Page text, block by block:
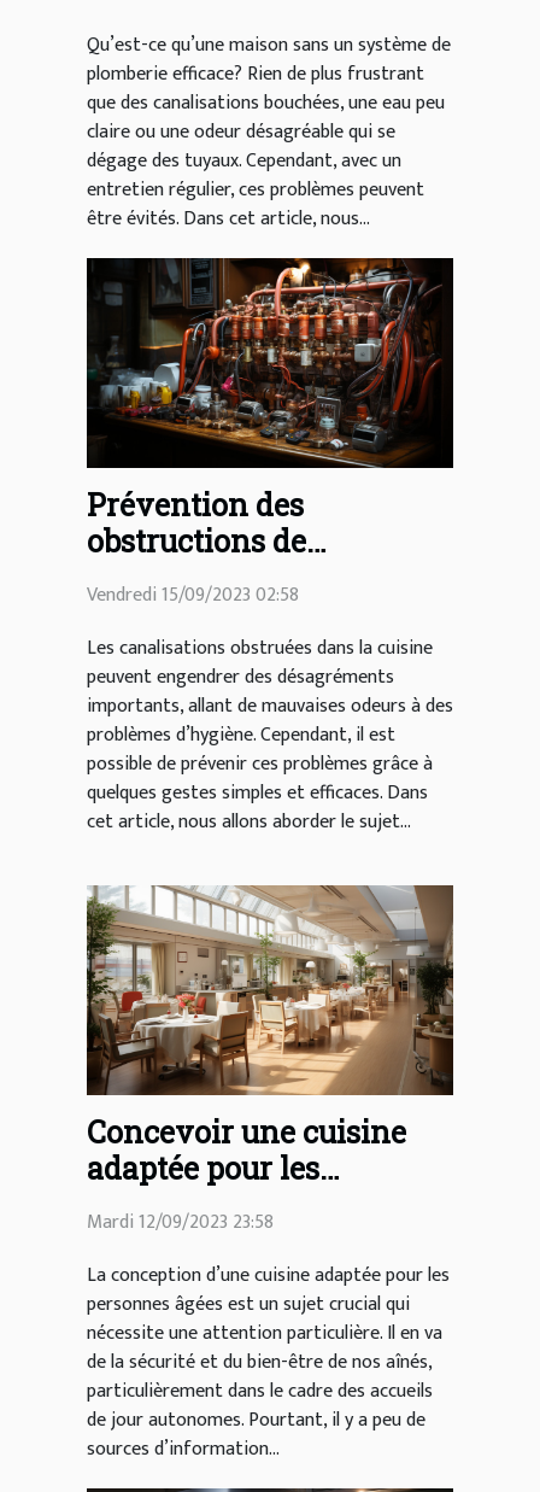
Qu’est-ce qu’une maison sans un système de
plomberie efficace? Rien de plus frustrant
que des canalisations bouchées, une eau peu
claire ou une odeur désagréable qui se
dégage des tuyaux. Cependant, avec un
entretien régulier, ces problèmes peuvent
être évités. Dans cet article, nous...
Prévention des
obstructions de
canalisations dans la
cuisine
Vendredi 15/09/2023 02:58
Les canalisations obstruées dans la cuisine
peuvent engendrer des désagréments
importants, allant de mauvaises odeurs à des
problèmes d’hygiène. Cependant, il est
possible de prévenir ces problèmes grâce à
quelques gestes simples et efficaces. Dans
cet article, nous allons aborder le sujet...
Concevoir une cuisine
adaptée pour les
personnes âgées dans les
accueils de jour
autonomes
Mardi 12/09/2023 23:58
La conception d’une cuisine adaptée pour les
personnes âgées est un sujet crucial qui
nécessite une attention particulière. Il en va
de la sécurité et du bien-être de nos aînés,
particulièrement dans le cadre des accueils
de jour autonomes. Pourtant, il y a peu de
sources d’information...